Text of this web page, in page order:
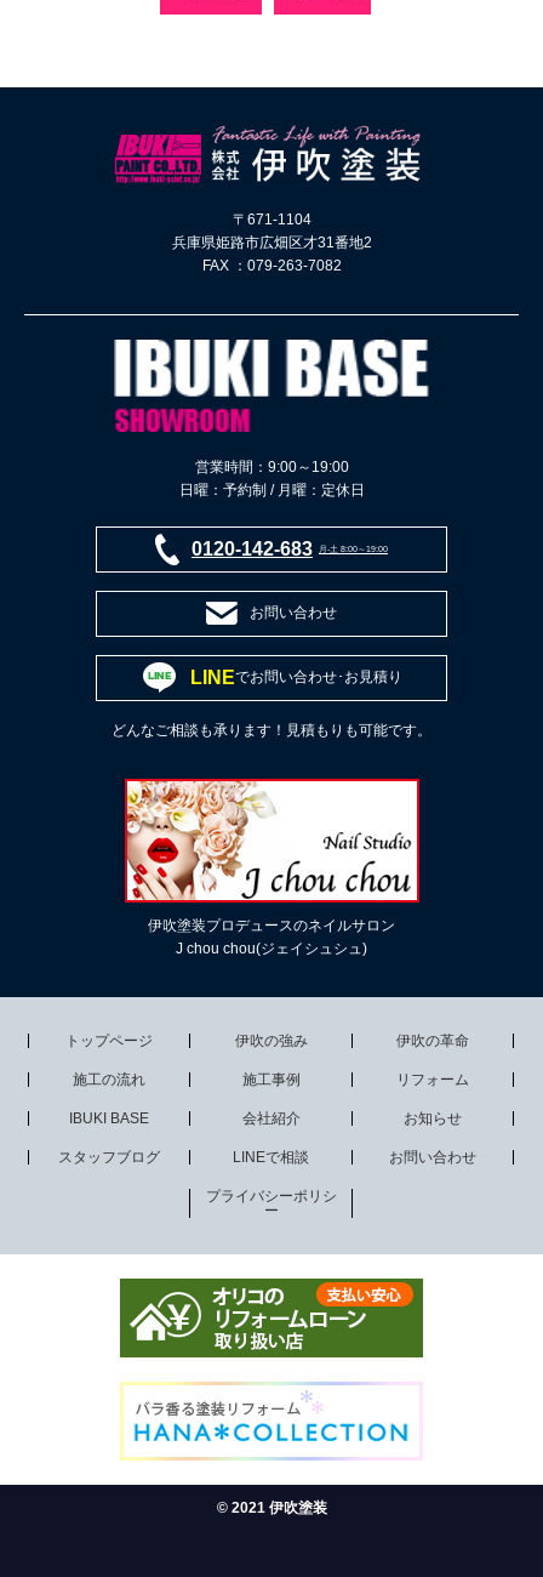
〒671-1104
兵庫県姫路市広畑区才31番地2
FAX ：079-263-7082
営業時間：9:00～19:00
日曜：予約制 / 月曜：定休日
0120-142-683 月-土 8:00～19:00
お問い合わせ
LINEでお問い合わせ･お見積り
どんなご相談も承ります！見積もりも可能です。
伊吹塗装プロデュースのネイルサロン
J chou chou(ジェイシュシュ)
トップページ 伊吹の強み 伊吹の革命
施工の流れ 施工事例 リフォーム
IBUKI BASE 会社紹介 お知らせ
スタッフブログ LINEで相談 お問い合わせ
プライバシーポリシ
ー
© 2021 伊吹塗装